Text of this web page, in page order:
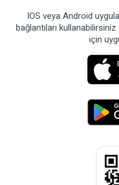
IOS veya Android
bağlantıları
için